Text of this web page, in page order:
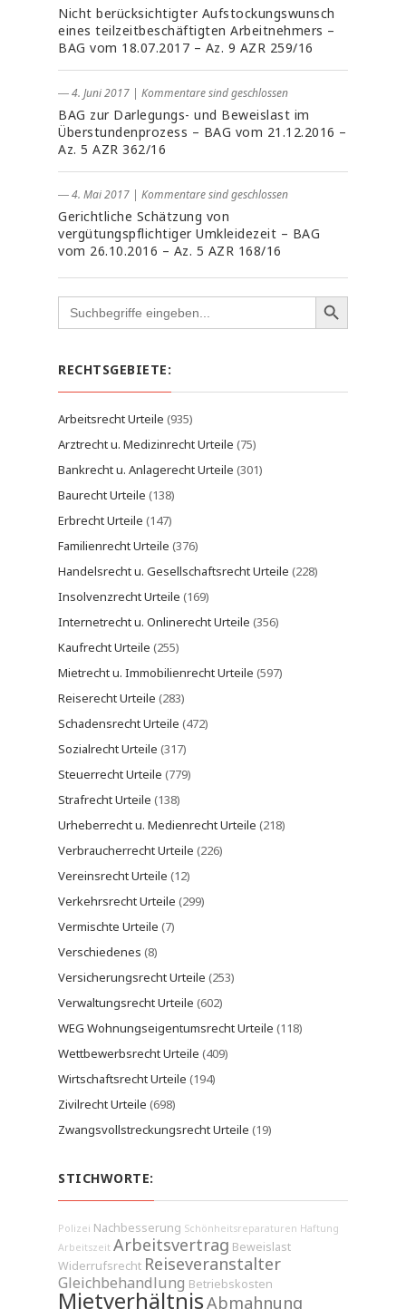
Nicht berücksichtigter Aufstockungswunsch
eines teilzeitbeschäftigten Arbeitnehmers –
BAG vom 18.07.2017 – Az. 9 AZR 259/16
― 4. Juni 2017 | Kommentare sind geschlossen
BAG zur Darlegungs- und Beweislast im
Überstundenprozess – BAG vom 21.12.2016 –
Az. 5 AZR 362/16
― 4. Mai 2017 | Kommentare sind geschlossen
Gerichtliche Schätzung von
vergütungspflichtiger Umkleidezeit – BAG
vom 26.10.2016 – Az. 5 AZR 168/16
Search
for:
RECHTSGEBIETE:
Arbeitsrecht Urteile (935)
Arztrecht u. Medizinrecht Urteile (75)
Bankrecht u. Anlagerecht Urteile (301)
Baurecht Urteile (138)
Erbrecht Urteile (147)
Familienrecht Urteile (376)
Handelsrecht u. Gesellschaftsrecht Urteile (228)
Insolvenzrecht Urteile (169)
Internetrecht u. Onlinerecht Urteile (356)
Kaufrecht Urteile (255)
Mietrecht u. Immobilienrecht Urteile (597)
Reiserecht Urteile (283)
Schadensrecht Urteile (472)
Sozialrecht Urteile (317)
Steuerrecht Urteile (779)
Strafrecht Urteile (138)
Urheberrecht u. Medienrecht Urteile (218)
Verbraucherrecht Urteile (226)
Vereinsrecht Urteile (12)
Verkehrsrecht Urteile (299)
Vermischte Urteile (7)
Verschiedenes (8)
Versicherungsrecht Urteile (253)
Verwaltungsrecht Urteile (602)
WEG Wohnungseigentumsrecht Urteile (118)
Wettbewerbsrecht Urteile (409)
Wirtschaftsrecht Urteile (194)
Zivilrecht Urteile (698)
Zwangsvollstreckungsrecht Urteile (19)
STICHWORTE:
Polizei Nachbesserung Schönheitsreparaturen Haftung
Arbeitszeit Arbeitsvertrag Beweislast
Widerrufsrecht Reiseveranstalter
Gleichbehandlung Betriebskosten
MietverhältnisAbmahnung